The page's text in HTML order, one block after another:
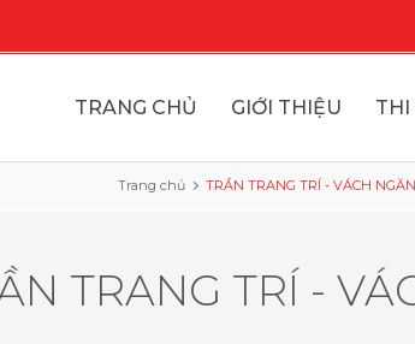
TRANG CHỦ GIỚI THIỆU THI
Trang chủ TRẦN TRANG TRÍ - VÁCH NGĂN
TRANG TRÍ -